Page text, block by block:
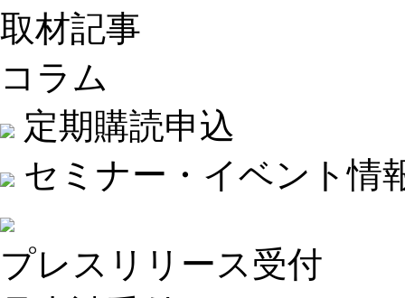
取材記事
コラム
定期購読申込
セミナー・イベント情
プレスリリース受付